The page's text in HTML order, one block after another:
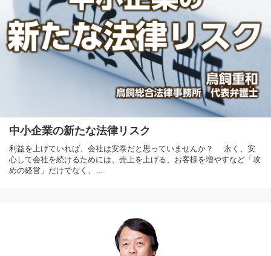
中小企業の新たな法律リスク
利益を上げていれば、会社は安泰だと思っていませんか？ 永く、安
心して会社を続けるためには、売上を上げる、お客様を増やすなど「攻
めの経営」だけでなく、…